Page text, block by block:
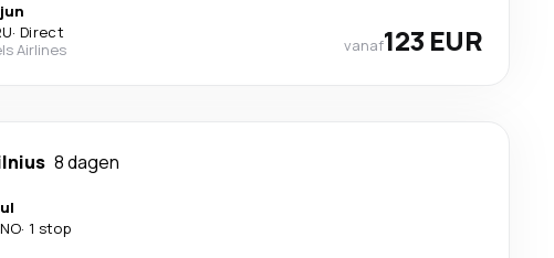
· Direct
Airlines
vanaf123 EUR
8 dagen
· 1 stop